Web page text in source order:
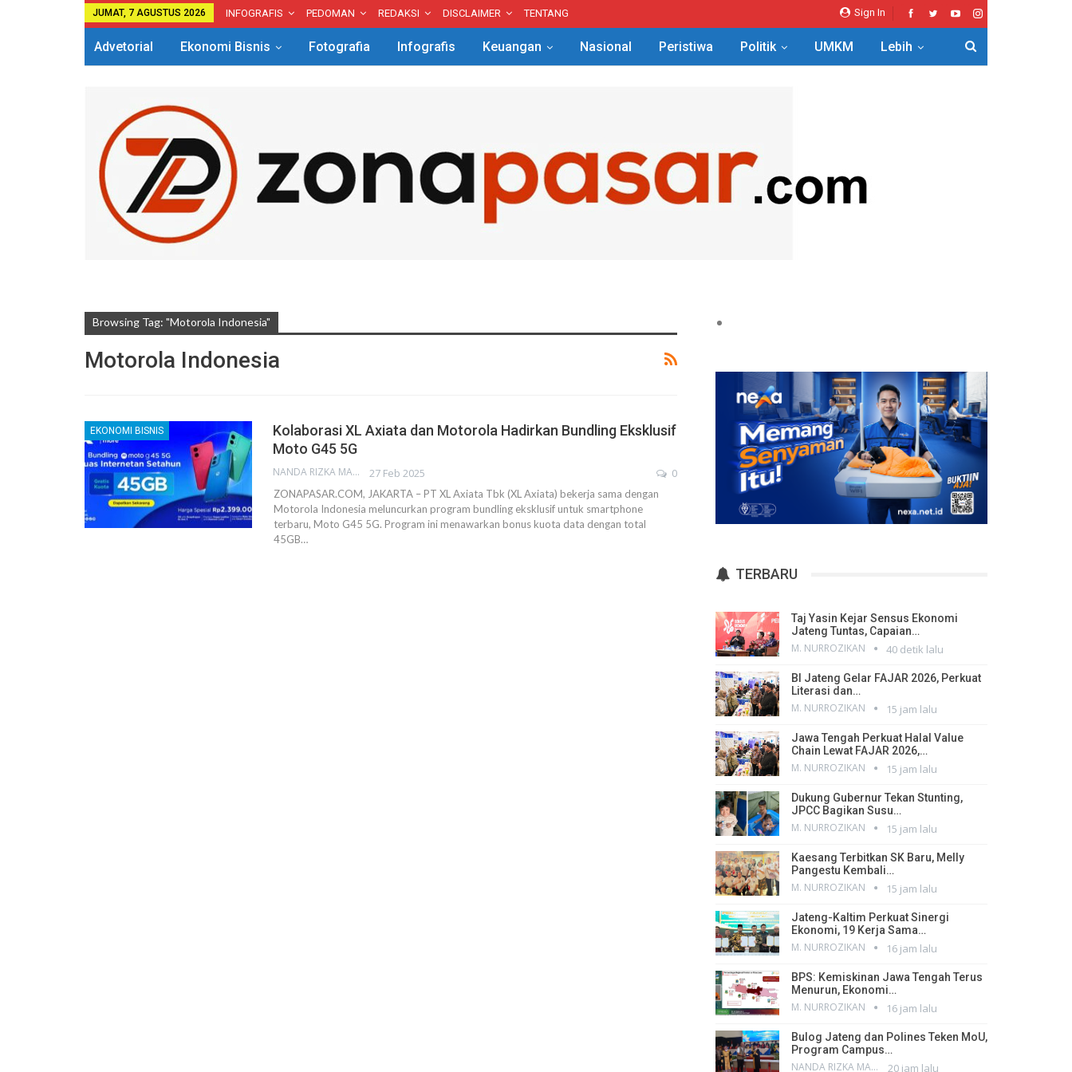
Sign In
JUMAT, 7 AGUSTUS 2026 INFOGRAFIS PEDOMAN REDAKSI DISCLAIMER TENTANG
Advetorial Ekonomi Bisnis Fotografia Infografis Keuangan Nasional Peristiwa Politik UMKM Lebih
Browsing Tag: "Motorola Indonesia"
Motorola Indonesia
EKONOMI BISNIS
Kolaborasi XL Axiata dan Motorola Hadirkan Bundling Eksklusif
Moto G45 5G
NANDA RIZKA MAHENDRA 27 Feb 2025 0
ZONAPASAR.COM, JAKARTA – PT XL Axiata Tbk (XL Axiata) bekerja sama dengan
Motorola Indonesia meluncurkan program bundling eksklusif untuk smartphone
terbaru, Moto G45 5G. Program ini menawarkan bonus kuota data dengan total
45GB…
TERBARU
Taj Yasin Kejar Sensus Ekonomi
Jateng Tuntas, Capaian…
M. NURROZIKAN 40 detik lalu
BI Jateng Gelar FAJAR 2026, Perkuat
Literasi dan…
M. NURROZIKAN 15 jam lalu
Jawa Tengah Perkuat Halal Value
Chain Lewat FAJAR 2026,…
M. NURROZIKAN 15 jam lalu
Dukung Gubernur Tekan Stunting,
JPCC Bagikan Susu…
M. NURROZIKAN 15 jam lalu
Kaesang Terbitkan SK Baru, Melly
Pangestu Kembali…
M. NURROZIKAN 15 jam lalu
Jateng-Kaltim Perkuat Sinergi
Ekonomi, 19 Kerja Sama…
M. NURROZIKAN 16 jam lalu
BPS: Kemiskinan Jawa Tengah Terus
Menurun, Ekonomi…
M. NURROZIKAN 16 jam lalu
Bulog Jateng dan Polines Teken MoU,
Program Campus…
NANDA RIZKA MAHENDRA 20 jam lalu